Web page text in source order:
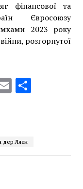
фінансової та
Євросоюзу
2023 року
розгорнутої
EmailShare
дер Ляєн